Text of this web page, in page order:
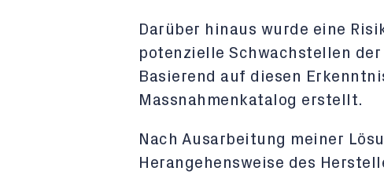
Darüber hinaus wurde eine
potenzielle Schwachstellen
Basierend auf diesen
Massnahmenkatalog erstellt.
Nach Ausarbeitung meiner
Herangehensweise des